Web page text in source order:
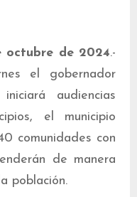
octubre de 2024.-
el gobernador
audiencias
el municipio
comunidades con
de manera
población.